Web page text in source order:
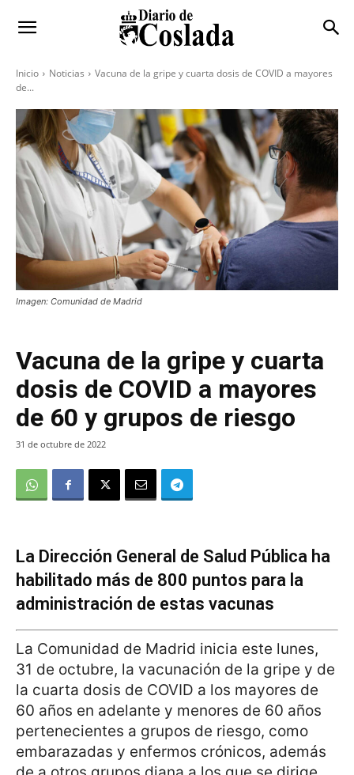
Inicio Noticias
Vacuna de la gripe y cuarta dosis de COVID a mayores
de...
Imagen: Comunidad de Madrid
Vacuna de la gripe y cuarta
dosis de COVID a mayores
de 60 y grupos de riesgo
31 de octubre de 2022
La Dirección General de Salud Pública ha
habilitado más de 800 puntos para la
administración de estas vacunas
La Comunidad de Madrid inicia este lunes,
31 de octubre, la vacunación de la gripe y de
la cuarta dosis de COVID a los mayores de
60 años en adelante y menores de 60 años
pertenecientes a grupos de riesgo, como
embarazadas y enfermos crónicos, además